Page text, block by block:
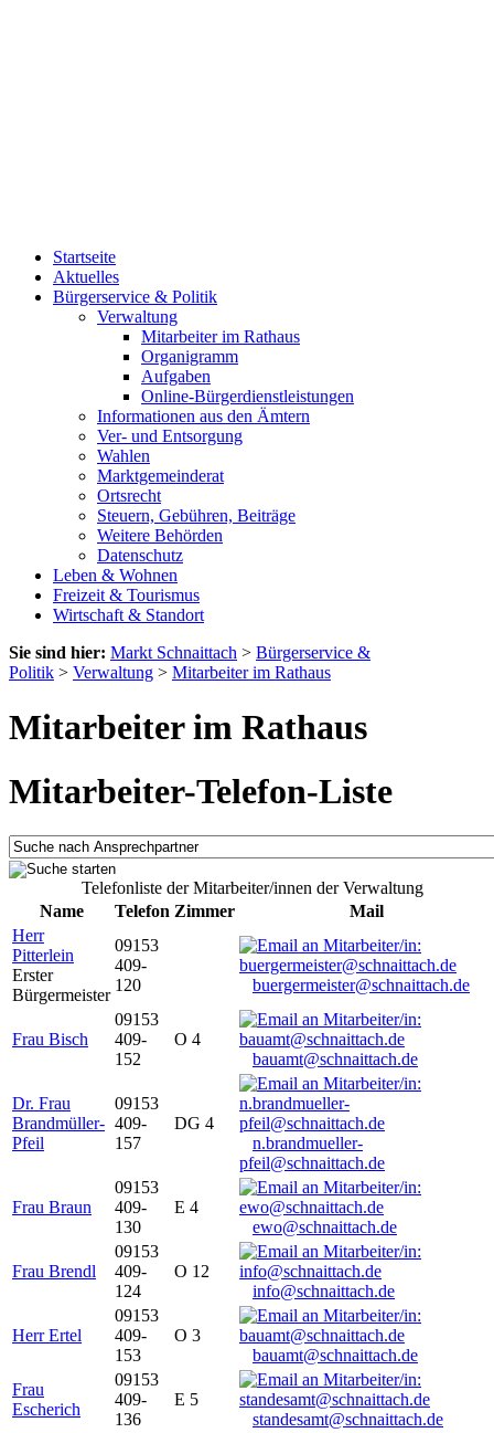
Startseite
Aktuelles
Bürgerservice & Politik
Verwaltung
Mitarbeiter im Rathaus
Organigramm
Aufgaben
Online-Bürgerdienstleistungen
Informationen aus den Ämtern
Ver- und Entsorgung
Wahlen
Marktgemeinderat
Ortsrecht
Steuern, Gebühren, Beiträge
Weitere Behörden
Datenschutz
Leben & Wohnen
Freizeit & Tourismus
Wirtschaft & Standort
Sie sind hier: Markt Schnaittach > Bürgerservice &
Politik > Verwaltung > Mitarbeiter im Rathaus
Mitarbeiter im Rathaus
Mitarbeiter-Telefon-Liste
Telefonliste der Mitarbeiter/innen der Verwaltung
Name
Telefon Zimmer
Mail
Herr
Pitterlein
Erster
Bürgermeister
09153
409-
120
buergermeister@schnaittach.de
Frau Bisch
09153
409-
152
O 4
bauamt@schnaittach.de
Dr. Frau
Brandmüller-
Pfeil
09153
409-
157
DG 4
n.brandmueller-
pfeil@schnaittach.de
Frau Braun
09153
409-
130
E 4
ewo@schnaittach.de
Frau Brendl
09153
409-
124
O 12
info@schnaittach.de
Herr Ertel
09153
409-
153
O 3
bauamt@schnaittach.de
Frau
Escherich
09153
409-
136
E 5
standesamt@schnaittach.de